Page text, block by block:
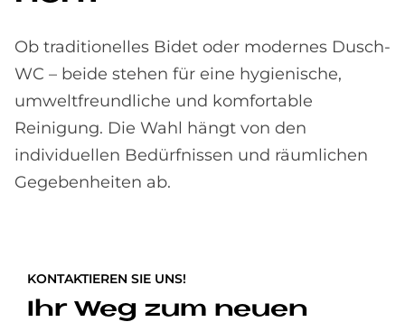
Ob traditionelles Bidet oder modernes Dusch-
WC – beide stehen für eine hygienische,
umweltfreundliche und komfortable
Reinigung. Die Wahl hängt von den
individuellen Bedürfnissen und räumlichen
Gegebenheiten ab.
KONTAKTIEREN SIE UNS!
Ihr Weg zum neuen